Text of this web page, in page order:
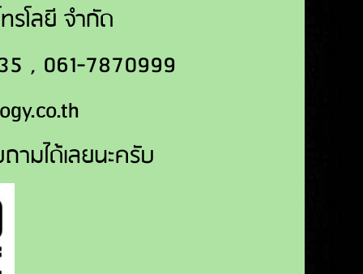
รโลยี จำกัด
, 061-7870999
มได้เลยนะครับ